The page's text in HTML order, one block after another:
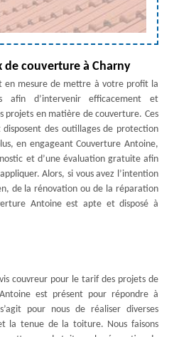
de couverture à Charny
en mesure de mettre à votre profit la
afin d’intervenir efficacement et
projets en matière de couverture. Ces
des outillages de protection
en engageant Couverture Antoine,
et d’une évaluation gratuite afin
Alors, si vous avez l’intention
de la rénovation ou de la réparation
Antoine est apte et disposé à
couvreur pour le tarif des projets de
est présent pour répondre à
pour nous de réaliser diverses
la tenue de la toiture. Nous faisons